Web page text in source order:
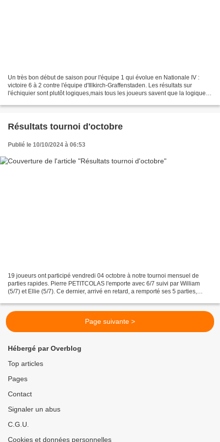
Un très bon début de saison pour l'équipe 1 qui évolue en Nationale IV :
victoire 6 à 2 contre l'équipe d'Illkirch-Graffenstaden. Les résultats sur
l'échiquier sont plutôt logiques,mais tous les joueurs savent que la logique
Résultats tournoi d'octobre
Publié le 10/10/2024 à 06:53
19 joueurs ont participé vendredi 04 octobre à notre tournoi mensuel de
parties rapides. Pierre PETITCOLAS l'emporte avec 6/7 suivi par William
(5/7) et Ellie (5/7). Ce dernier, arrivé en retard, a remporté ses 5 parties,
Page suivante >
Hébergé par Overblog
Top articles
Pages
Contact
Signaler un abus
C.G.U.
Cookies et données personnelles